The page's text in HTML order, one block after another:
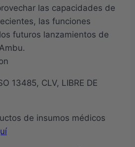
las capacidades de
las funciones
futuros lanzamientos de
13485, CLV, LIBRE DE
de insumos médicos